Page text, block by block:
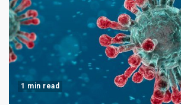
1 min read